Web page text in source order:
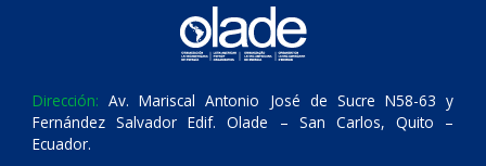
Dirección: Av. Mariscal Antonio José de Sucre N58-63 y
Fernández Salvador Edif. Olade – San Carlos, Quito –
Ecuador.